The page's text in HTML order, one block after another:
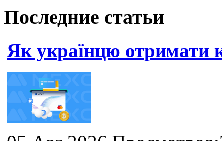
Последние статьи
Як українцю отримати